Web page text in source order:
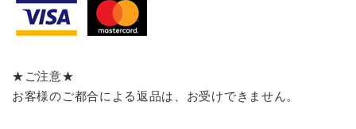
★ご注意★
お客様のご都合による返品は、お受けできません。